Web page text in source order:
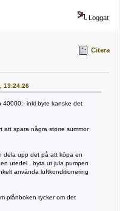
Loggat
Citera
13:24:26
40000:- inkl byte kanske det
att spara några större summor
dela upp det på att köpa en
utedel , byta ut jula pumpen
använda luftkonditionering
plånboken tycker om det